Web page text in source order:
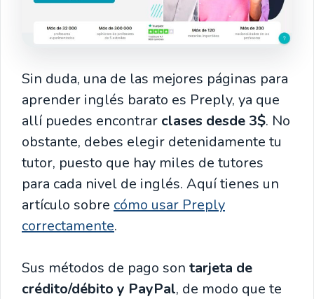
Sin duda, una de las mejores páginas para
aprender inglés barato es Preply, ya que
allí puedes encontrar clases desde 3$. No
obstante, debes elegir detenidamente tu
tutor, puesto que hay miles de tutores
para cada nivel de inglés. Aquí tienes un
artículo sobre cómo usar Preply
correctamente.
Sus métodos de pago son tarjeta de
crédito/débito y PayPal, de modo que te